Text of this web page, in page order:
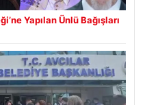
Yapılan Ünlü Bağışları